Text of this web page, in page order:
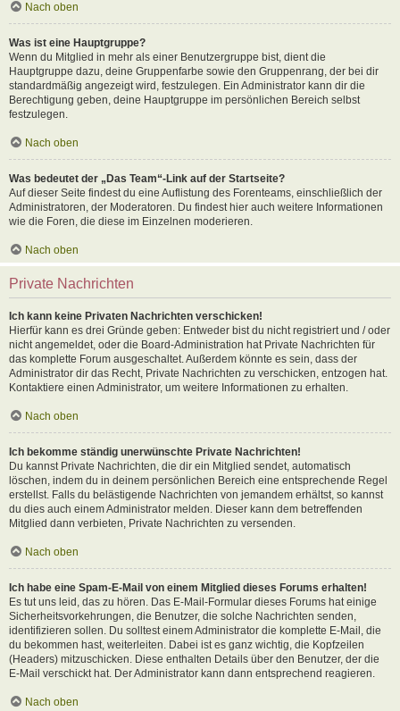
Nach oben
Was ist eine Hauptgruppe?
Wenn du Mitglied in mehr als einer Benutzergruppe bist, dient die
Hauptgruppe dazu, deine Gruppenfarbe sowie den Gruppenrang, der bei dir
standardmäßig angezeigt wird, festzulegen. Ein Administrator kann dir die
Berechtigung geben, deine Hauptgruppe im persönlichen Bereich selbst
festzulegen.
Nach oben
Was bedeutet der „Das Team“-Link auf der Startseite?
Auf dieser Seite findest du eine Auflistung des Forenteams, einschließlich der
Administratoren, der Moderatoren. Du findest hier auch weitere Informationen
wie die Foren, die diese im Einzelnen moderieren.
Nach oben
Private Nachrichten
Ich kann keine Privaten Nachrichten verschicken!
Hierfür kann es drei Gründe geben: Entweder bist du nicht registriert und / oder
nicht angemeldet, oder die Board-Administration hat Private Nachrichten für
das komplette Forum ausgeschaltet. Außerdem könnte es sein, dass der
Administrator dir das Recht, Private Nachrichten zu verschicken, entzogen hat.
Kontaktiere einen Administrator, um weitere Informationen zu erhalten.
Nach oben
Ich bekomme ständig unerwünschte Private Nachrichten!
Du kannst Private Nachrichten, die dir ein Mitglied sendet, automatisch
löschen, indem du in deinem persönlichen Bereich eine entsprechende Regel
erstellst. Falls du belästigende Nachrichten von jemandem erhältst, so kannst
du dies auch einem Administrator melden. Dieser kann dem betreffenden
Mitglied dann verbieten, Private Nachrichten zu versenden.
Nach oben
Ich habe eine Spam-E-Mail von einem Mitglied dieses Forums erhalten!
Es tut uns leid, das zu hören. Das E-Mail-Formular dieses Forums hat einige
Sicherheitsvorkehrungen, die Benutzer, die solche Nachrichten senden,
identifizieren sollen. Du solltest einem Administrator die komplette E-Mail, die
du bekommen hast, weiterleiten. Dabei ist es ganz wichtig, die Kopfzeilen
(Headers) mitzuschicken. Diese enthalten Details über den Benutzer, der die
E-Mail verschickt hat. Der Administrator kann dann entsprechend reagieren.
Nach oben